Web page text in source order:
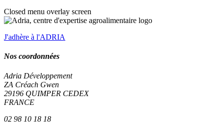
Closed menu overlay screen
J'adhère à l'ADRIA
Nos coordonnées
Adria Développement
ZA Créach Gwen
29196 QUIMPER CEDEX
FRANCE
02 98 10 18 18